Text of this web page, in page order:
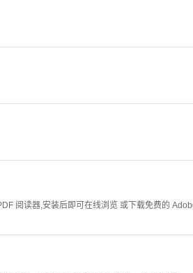
阅读器,安装后即可在线浏览 或下载免费的